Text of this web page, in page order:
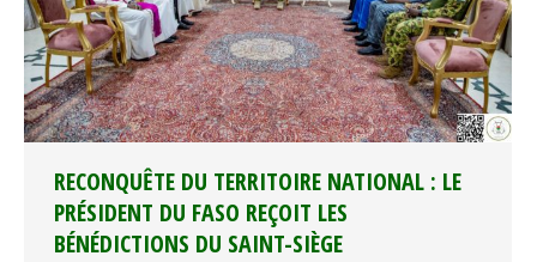
RECONQUÊTE DU TERRITOIRE NATIONAL : LE
PRÉSIDENT DU FASO REÇOIT LES
BÉNÉDICTIONS DU SAINT-SIÈGE